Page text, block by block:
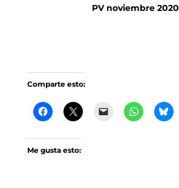
PV noviembre 2020
Comparte esto:
Me gusta esto: